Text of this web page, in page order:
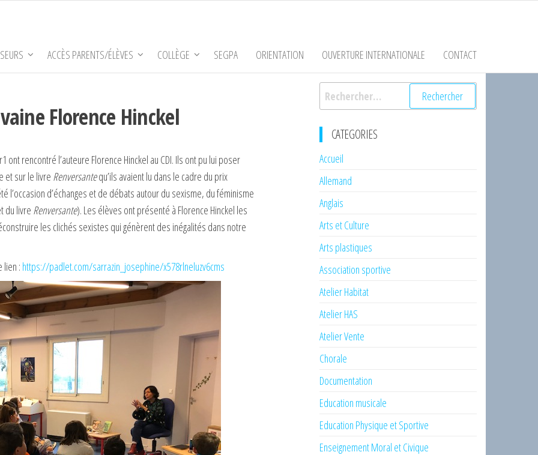
ACCÈS PARENTS/ÉLÈVES COLLÈGE SEGPA ORIENTATION OUVERTURE INTERNATIONALE CONTACT
Florence Hinckel
rencontré l’auteure Florence Hinckel au CDI. Ils ont pu lui poser
et sur le livre Renversantequ’ils avaient lu dans le cadre du prix
l’occasion d’échanges et de débats autour du sexisme, du féminisme
du livre Renversante). Les élèves ont présenté à Florence Hinckel les
les clichés sexistes qui génèrent des inégalités dans notre
lien : https://padlet.com/sarrazin_josephine/x578rlneluzv6cms
Rechercher :
CATEGORIES
Accueil
Allemand
Anglais
Arts et Culture
Arts plastiques
Association sportive
Atelier Habitat
Atelier HAS
Atelier Vente
Chorale
Documentation
Education musicale
Education Physique et Sportive
Enseignement Moral et Civique